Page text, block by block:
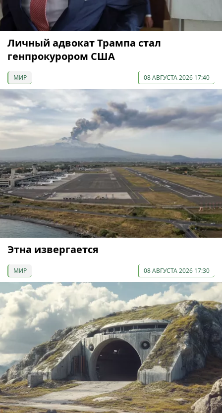
Личный адвокат Трампа стал
генпрокурором США
МИР 08 АВГУСТА 2026 17:40
Этна извергается
МИР 08 АВГУСТА 2026 17:30